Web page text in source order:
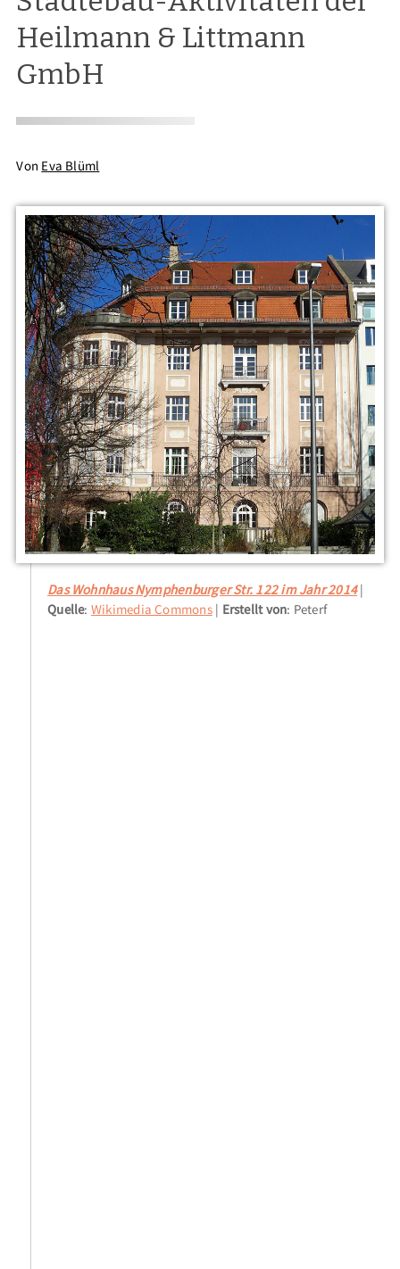
Heilmann & Littmann
GmbH
Von Eva Blüml
Das Wohnhaus Nymphenburger Str. 122 im Jahr 2014
Quelle: Wikimedia Commons Erstellt von: Peterf